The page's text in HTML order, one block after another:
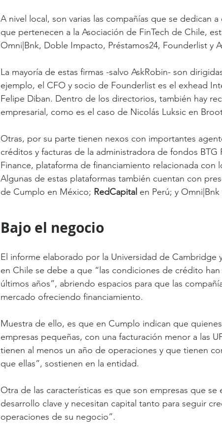
A nivel local, son varias las compañías que se dedican
que pertenecen a la Asociación de FinTech de Chile,
Omni|Bnk, Doble Impacto, Préstamos24, Founderlist y
La mayoría de estas firmas -salvo AskRobin- son
ejemplo, el CFO y socio de Founderlist es el exhead
Felipe Diban. Dentro de los directorios, también hay
empresarial, como es el caso de Nicolás Luksic en
Otras, por su parte tienen nexos con importantes
créditos y facturas de la administradora de fondos BTG
Finance, plataforma de financiamiento relacionada con
Algunas de estas plataformas también cuentan con
de Cumplo en México; RedCapital en Perú; y
Bajo el negocio
El informe elaborado por la Universidad de Cambridge
en Chile se debe a que “las condiciones de crédito
últimos años”, abriendo espacios para que las
mercado ofreciendo financiamiento.
Muestra de ello, es que en Cumplo indican que
empresas pequeñas, con una facturación menor a las
tienen al menos un año de operaciones y que tienen
que ellas”, sostienen en la entidad.
Otra de las características es que son empresas que
desarrollo clave y necesitan capital tanto para seguir
operaciones de su negocio”.